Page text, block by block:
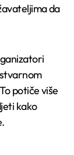
da
potiče više
kako